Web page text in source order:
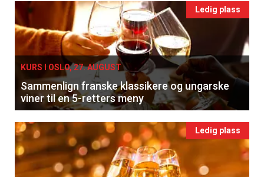
tilsendt.
Registrer deg
Ledig plass
KURS I OSLO, 27. AUGUST
Sammenlign franske klassikere og ungarske
viner til en 5-retters meny
Ledig plass